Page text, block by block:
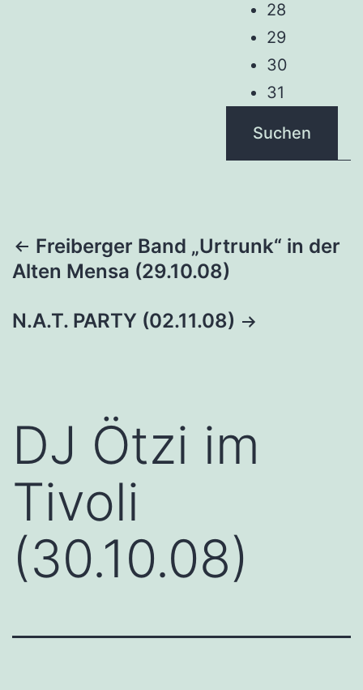
28
29
30
31
Suchen
Beitragsnavigation
Freiberger Band „Urtrunk“ in der
Alten Mensa (29.10.08)
N.A.T. PARTY (02.11.08)
DJ Ötzi im
Tivoli
(30.10.08)